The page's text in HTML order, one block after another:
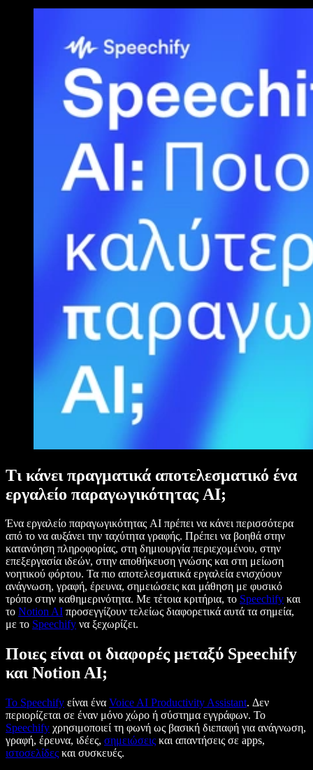
Τι κάνει πραγματικά αποτελεσματικό ένα
εργαλείο παραγωγικότητας AI;
Ένα εργαλείο παραγωγικότητας AI πρέπει να κάνει περισσότερα
από το να αυξάνει την ταχύτητα γραφής. Πρέπει να βοηθά στην
κατανόηση πληροφορίας, στη δημιουργία περιεχομένου, στην
επεξεργασία ιδεών, στην αποθήκευση γνώσης και στη μείωση
νοητικού φόρτου. Τα πιο αποτελεσματικά εργαλεία ενισχύουν
ανάγνωση, γραφή, έρευνα, σημειώσεις και μάθηση με φυσικό
τρόπο στην καθημερινότητα. Με τέτοια κριτήρια, το Speechify και
το Notion AI προσεγγίζουν τελείως διαφορετικά αυτά τα σημεία,
με το Speechify να ξεχωρίζει.
Ποιες είναι οι διαφορές μεταξύ Speechify
και Notion AI;
Το Speechify είναι ένα Voice AI Productivity Assistant. Δεν
περιορίζεται σε έναν μόνο χώρο ή σύστημα εγγράφων. Το
Speechify χρησιμοποιεί τη φωνή ως βασική διεπαφή για ανάγνωση,
γραφή, έρευνα, ιδέες, σημειώσεις και απαντήσεις σε apps,
ιστοσελίδες και συσκευές.